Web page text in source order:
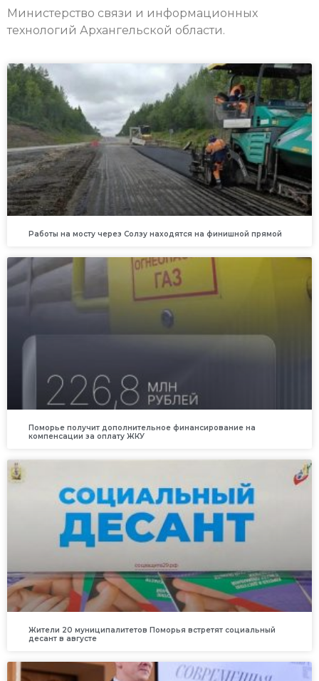
Министерство связи и информационных
технологий Архангельской области.
Работы на мосту через Солзу находятся на финишной прямой
Поморье получит дополнительное финансирование на
компенсации за оплату ЖКУ
Жители 20 муниципалитетов Поморья встретят социальный
десант в августе